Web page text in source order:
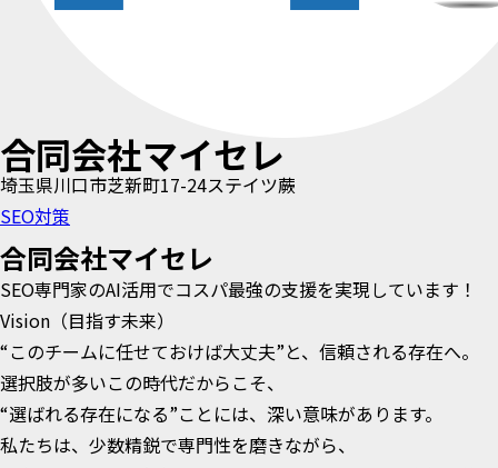
合同会社マイセレ
埼玉県川口市芝新町17-24ステイツ蕨
SEO対策
合同会社マイセレ
SEO専門家のAI活用でコスパ最強の支援を実現しています！
Vision（目指す未来）
“このチームに任せておけば大丈夫”と、信頼される存在へ。
選択肢が多いこの時代だからこそ、
“選ばれる存在になる”ことには、深い意味があります。
私たちは、少数精鋭で専門性を磨きながら、